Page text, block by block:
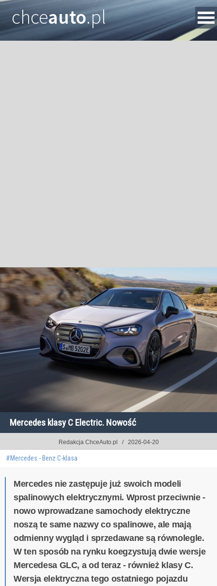
chceauto.pl
Mercedes klasy C Electric. Nowość
Redakcja ChceAuto.pl 2026-04-20
#Mercedes - Benz C-klasa
Mercedes nie zastępuje już swoich modeli
spalinowych elektrycznymi. Wprost przeciwnie -
nowo wprowadzane samochody elektryczne
noszą te same nazwy co spalinowe, ale mają
odmienny wygląd i sprzedawane są równolegle.
W ten sposób na rynku koegzystują dwie wersje
Mercedesa GLC, a od teraz - również klasy C.
Wersja elektryczna tego ostatniego pojazdu